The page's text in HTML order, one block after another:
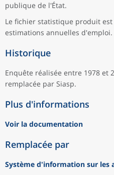
publique de l'État.
Le fichier statistique produit
estimations annuelles d'emploi.
Historique
Enquête réalisée entre 1978 et
remplacée par Siasp.
Plus d'informations
Voir la documentation
Remplacée par
Système d'information sur les